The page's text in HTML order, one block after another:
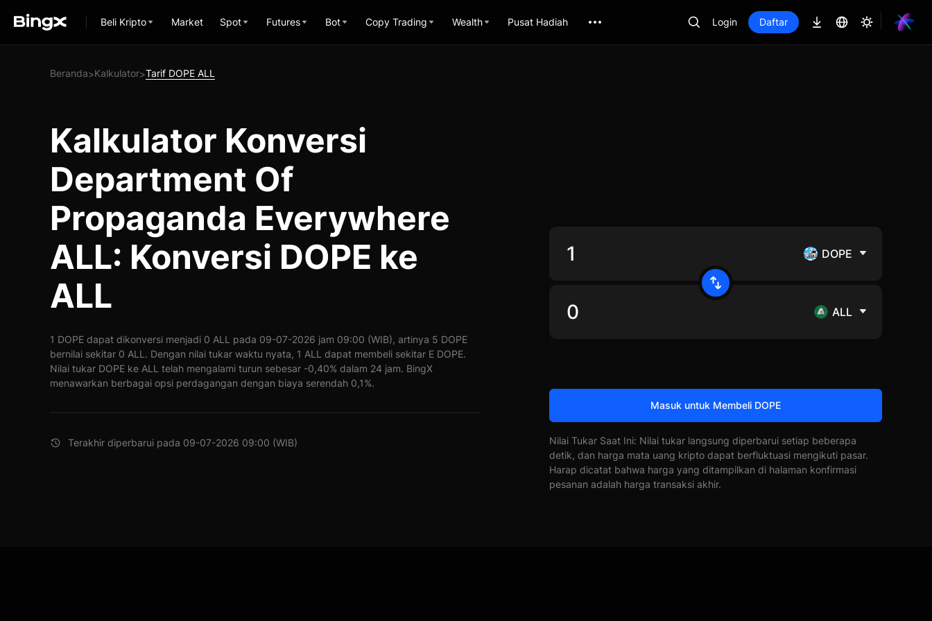
Beli Kripto Market Spot Futures Bot Copy Trading Wealth Pusat Hadiah Login Daftar
Beranda>Kalkulator>Tarif DOPE ALL
Kalkulator Konversi
Department Of
Propaganda Everywhere
ALL: Konversi DOPE ke
ALL
1 DOPE dapat dikonversi menjadi 0 ALL pada 09-07-2026 jam 09:00 (WIB), artinya 5 DOPE
bernilai sekitar 0 ALL. Dengan nilai tukar waktu nyata, 1 ALL dapat membeli sekitar E DOPE.
Nilai tukar DOPE ke ALL telah mengalami turun sebesar -0,40% dalam 24 jam. BingX
menawarkan berbagai opsi perdagangan dengan biaya serendah 0,1%.
Terakhir diperbarui pada 09-07-2026 09:00 (WIB)
DOPE
ALL
Masuk untuk Membeli DOPE
Nilai Tukar Saat Ini: Nilai tukar langsung diperbarui setiap beberapa
detik, dan harga mata uang kripto dapat berfluktuasi mengikuti pasar.
Harap dicatat bahwa harga yang ditampilkan di halaman konfirmasi
pesanan adalah harga transaksi akhir.